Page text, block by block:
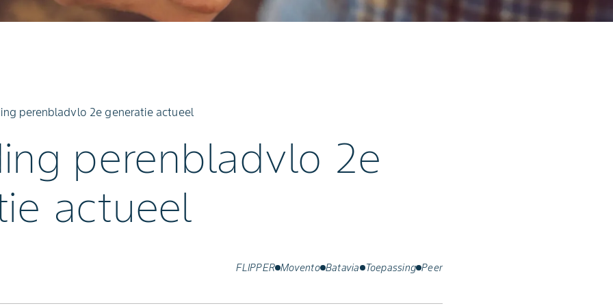
perenbladvlo 2e generatie actueel
perenbladvlo 2e
actueel
FLIPPER Movento Batavia Toepassing Peer